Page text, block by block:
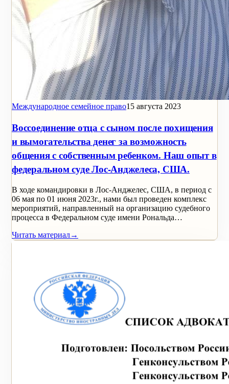
Международное семейное право15 августа 2023
Воссоединение отца с сыном после похищения
и вымогательства денег за возможность
общения с собственным ребенком. Наш опыт в
федеральном суде Лос-Анджелеса, США.
В ходе командировки в Лос-Анджелес, США, в период с
06 мая по 01 июня 2023г., нами был проведен комплекс
мероприятий, направленный на организацию судебного
процесса в Федеральном суде имени Рональда…
Читать материал→